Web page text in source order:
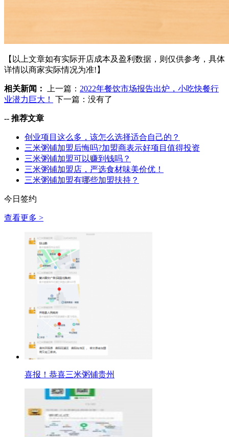
【以上文章如有实际开店成本及盈利数据，则仅供参考，具体
详情以商家实际情况为准!】
相关新闻： 上一篇： 2022年餐饮市场报告出炉，小吃快餐行
业潜力巨大！
下一篇：没有了
-- 推荐文章
创业项目这么多，该怎么选择适合自己的？
三米粥铺加盟后悔吗?加盟商表示好项目值得投资
三米粥铺加盟可以赚到钱吗？
三米粥铺加盟店，严选食材味美价优！
三米粥铺加盟有哪些加盟扶持？
今日签约
查看更多 >
喜报！恭喜三米粥铺贵州